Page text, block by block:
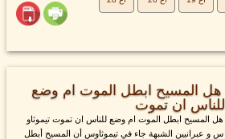
هل المسيح ابطل الموت ام وضع
للناس ان تموت
هل المسيح ابطل الموت ام وضع للناس ان تموت تيموثاو
س و عبرانيين الشبهة جاء في تيموثاوس أن المسيح أبطل